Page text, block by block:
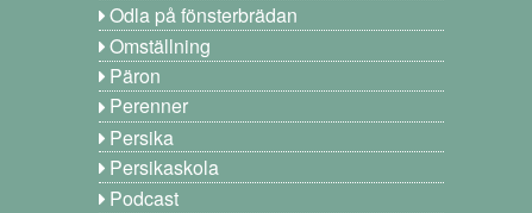
Odla på fönsterbrädan
Omställning
Päron
Perenner
Persika
Persikaskola
Podcast